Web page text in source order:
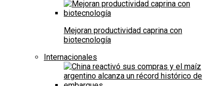
Mejoran productividad caprina con
biotecnología
Internacionales